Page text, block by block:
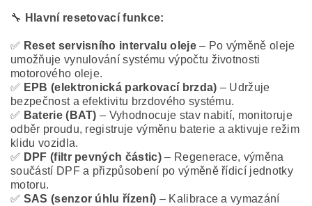
🔧 Hlavní resetovací funkce:
✅ Reset servisního intervalu oleje– Po výměně oleje
umožňuje vynulování systému výpočtu životnosti
motorového oleje.
✅ EPB (elektronická parkovací brzda) – Udržuje
bezpečnost a efektivitu brzdového systému.
✅ Baterie (BAT) – Vyhodnocuje stav nabití, monitoruje
odběr proudu, registruje výměnu baterie a aktivuje režim
klidu vozidla.
✅ DPF (filtr pevných částic)– Regenerace, výměna
součástí DPF a přizpůsobení po výměně řídicí jednotky
motoru.
✅ SAS (senzor úhlu řízení) – Kalibrace a vymazání